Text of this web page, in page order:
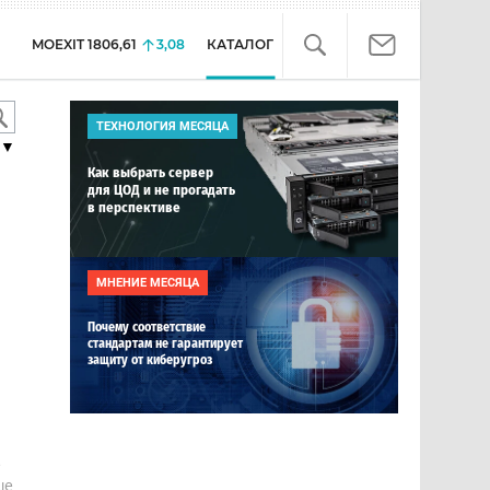
MOEXIT 1806,61 3,08 КАТАЛОГ
ТЕХНОЛОГИЯ МЕСЯЦА
Как выбрать сервер
для ЦОД и не прогадать
в перспективе
МНЕНИЕ МЕСЯЦА
Почему соответствие
стандартам не гарантирует
защиту от киберугроз